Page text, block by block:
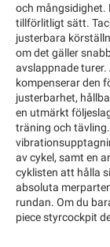
och mångsidighet.
tillförlitligt sätt.
justerbara
om det gäller
avslappnade turer.
kompenserar den
justerbarhet,
en utmärkt
träning och
av cykel, samt en
cyklisten att hålla
absoluta
rundan. Om du
piece styrcockpit